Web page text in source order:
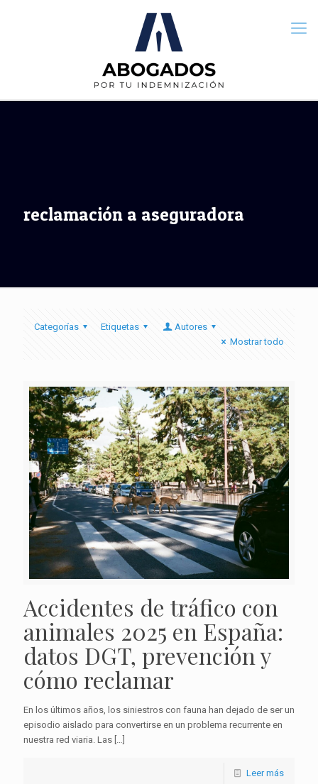
reclamación a aseguradora
Categorías Etiquetas
Autores
Mostrar todo
Accidentes de tráfico con
animales 2025 en España:
datos DGT, prevención y
cómo reclamar
En los últimos años, los siniestros con fauna han dejado de ser un
episodio aislado para convertirse en un problema recurrente en
nuestra red viaria. Las
Leer más